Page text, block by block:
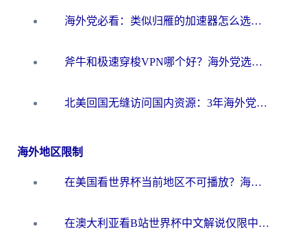
海外党必看：类似归雁的加速器怎么选？一篇搞定无缝访问国内资源
斧牛和极速穿梭VPN哪个好？海外党选回国加速器必看的真实对比与避坑指南
北美回国无缝访问国内资源：3年海外党亲测的加速器选择指南
海外地区限制
在美国看世界杯当前地区不可播放？海外党体育观赛终极指南来了！
在澳大利亚看B站世界杯中文解说仅限中国大陆？这篇指南帮你打破限制看遍赛事